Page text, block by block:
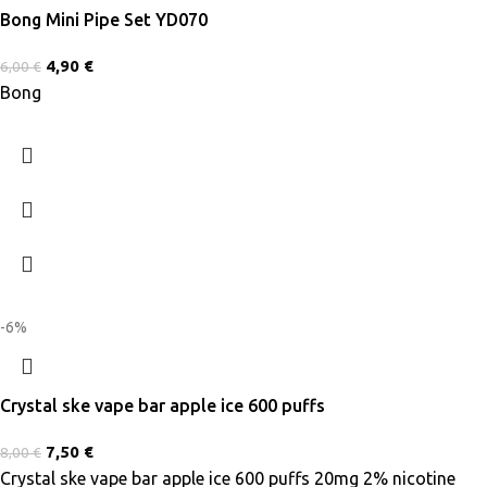
Bong Mini Pipe Set YD070
6,00€ 4,90 €
Bong
-6%
Crystal ske vape bar apple ice 600 puffs
8,00€ 7,50 €
Crystal ske vape bar apple ice 600 puffs 20mg 2% nicotine